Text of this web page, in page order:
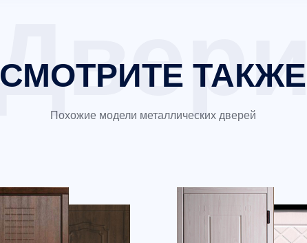
СМОТРИТЕ ТАКЖЕ
Похожие модели металлических дверей